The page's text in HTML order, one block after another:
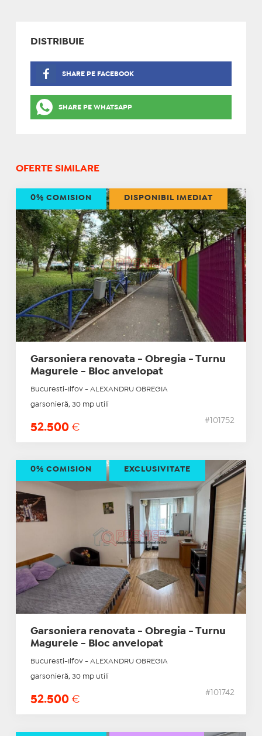
DISTRIBUIE
SHARE PE FACEBOOK
SHARE PE WHATSAPP
OFERTE SIMILARE
Garsoniera renovata - Obregia - Turnu
Magurele - Bloc anvelopat
Bucuresti-Ilfov - ALEXANDRU OBREGIA
garsonieră, 30 mp utili
52.500 €
#101752
0% COMISION DISPONIBIL IMEDIAT
Garsoniera renovata - Obregia - Turnu
Magurele - Bloc anvelopat
Bucuresti-Ilfov - ALEXANDRU OBREGIA
garsonieră, 30 mp utili
52.500 €
#101742
0% COMISION EXCLUSIVITATE